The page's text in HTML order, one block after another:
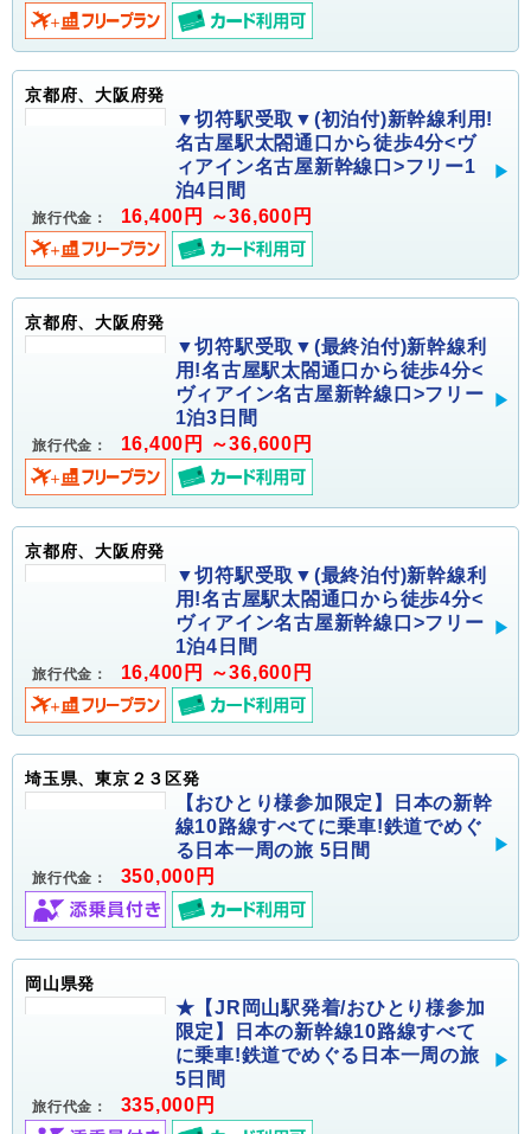
京都府、大阪府発
▼切符駅受取▼(初泊付)新幹線利用!
名古屋駅太閤通口から徒歩4分<ヴ
ィアイン名古屋新幹線口>フリー1
泊4日間
旅行代金： 16,400円 ～36,600円
京都府、大阪府発
▼切符駅受取▼(最終泊付)新幹線利
用!名古屋駅太閤通口から徒歩4分<
ヴィアイン名古屋新幹線口>フリー
1泊3日間
旅行代金： 16,400円 ～36,600円
京都府、大阪府発
▼切符駅受取▼(最終泊付)新幹線利
用!名古屋駅太閤通口から徒歩4分<
ヴィアイン名古屋新幹線口>フリー
1泊4日間
旅行代金： 16,400円 ～36,600円
埼玉県、東京２３区発
【おひとり様参加限定】日本の新幹
線10路線すべてに乗車!鉄道でめぐ
る日本一周の旅 5日間
旅行代金： 350,000円
岡山県発
★【JR岡山駅発着/おひとり様参加
限定】日本の新幹線10路線すべて
に乗車!鉄道でめぐる日本一周の旅
5日間
旅行代金： 335,000円